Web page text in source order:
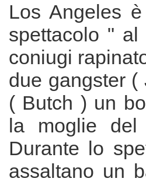
Los Angeles
spettacolo "
coniugi
due gangster
( Butch ) un
la moglie
Durante lo
assaltano un